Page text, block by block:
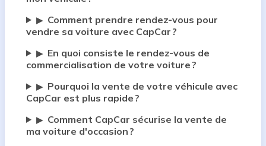
▶ Comment prendre rendez-vous pour
vendre sa voiture avec CapCar ?
▶ En quoi consiste le rendez-vous de
commercialisation de votre voiture ?
▶ Pourquoi la vente de votre véhicule avec
CapCar est plus rapide ?
▶ Comment CapCar sécurise la vente de
ma voiture d'occasion ?